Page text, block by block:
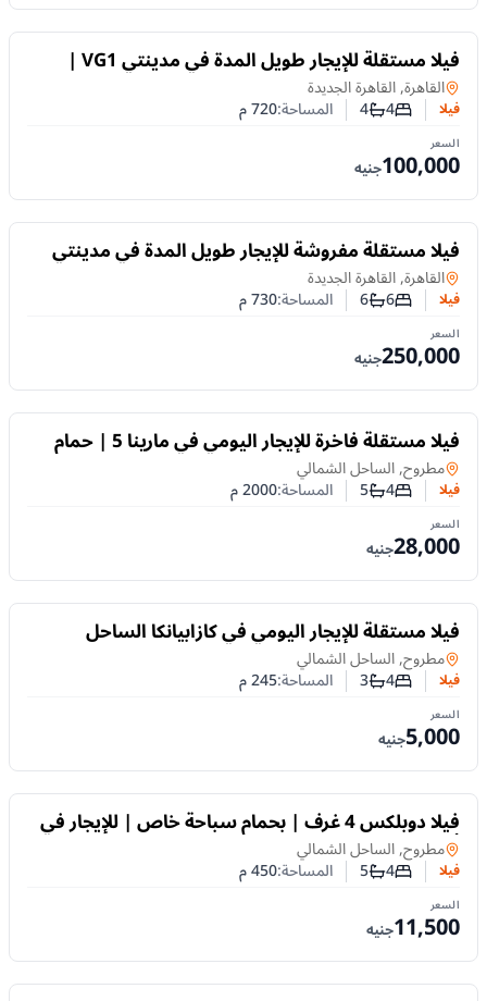
للايجار فيلا مستقلة للإيجار طويل المدة في مدينتي VG1 |
بإطلالة على الجولف والبحيرات
فيلافي
القاهرة, القاهرة الجديدة
فيلا عدد غرف النوم
4عدد الحمامات
4 المساحة:720م
السعر
100,000جنيه
للايجار
فيلا مستقلة مفروشة للإيجار طويل المدة في مدينتي
VG2 تتميز بمساحات واسعة
فيلافي
القاهرة, القاهرة الجديدة
فيلا عدد غرف النوم
6عدد الحمامات
6 المساحة:730م
السعر
250,000جنيه
للايجار فيلا مستقلة فاخرة للإيجار اليومي في مارينا 5 | حمام
سباحة خاص وجاكوزي
فيلافي
مطروح, الساحل الشمالي
فيلا عدد غرف النوم
4عدد الحمامات
5 المساحة:2000م
السعر
28,000جنيه
للايجار
فيلا مستقلة للإيجار اليومي في كازابيانكا الساحل
الشمالي | 245م و4 غرف نوم
فيلافي
مطروح, الساحل الشمالي
فيلا عدد غرف النوم
4عدد الحمامات
3 المساحة:245م
السعر
5,000جنيه
للايجار فيلا دوبلكس 4 غرف | بحمام سباحة خاص | للإيجار في
أمون السياحية
فيلافي
مطروح, الساحل الشمالي
فيلا عدد غرف النوم
4عدد الحمامات
5 المساحة:450م
السعر
11,500جنيه